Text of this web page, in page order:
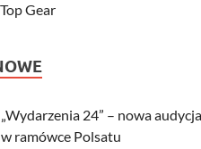
Top Gear
„Wydarzenia 24” – nowa
w ramówce Polsatu